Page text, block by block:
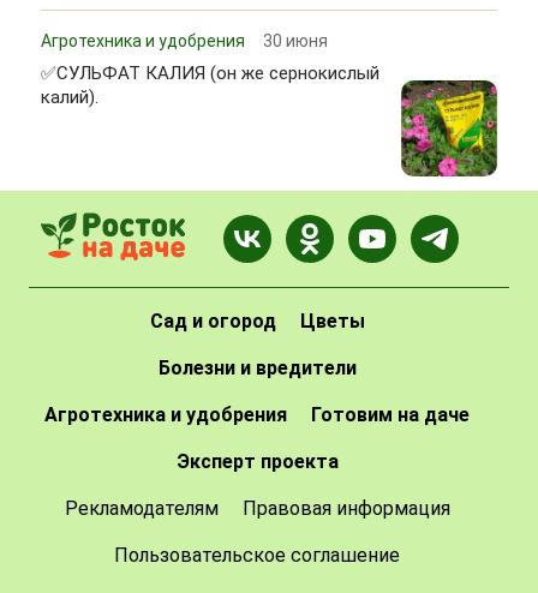
Агротехника и удобрения 30 июня
✅СУЛЬФАТ КАЛИЯ (он же сернокислый
калий).
Сад и огород Цветы
Болезни и вредители
Агротехника и удобрения Готовим на даче
Эксперт проекта
Рекламодателям Правовая информация
Пользовательское соглашение